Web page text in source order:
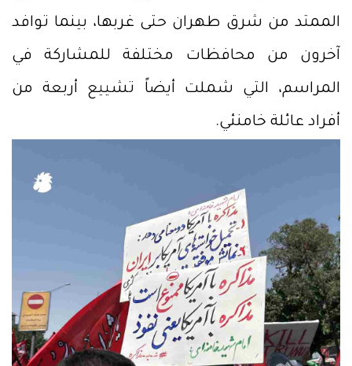
الممتد من شرق طهران حتى غربها، بينما توافد
آخرون من محافظات مختلفة للمشاركة في
المراسم، التي شملت أيضاً تشييع أربعة من
أفراد عائلة خامنئي.